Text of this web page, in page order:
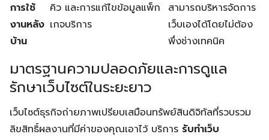
การใช้
งานหลัง
บ้าน
คิว และการแก้ไขข้อมูลแพ็ก
เกจบริการ
สามารถบริหารจัดการ
เว็บเองได้โดยไม่ต้อง
พึ่งช่างเทคนิค
มาตรฐานความปลอดภัยและการดูแล
รักษาเว็บไซต์ในระยะยาว
เว็บไซต์ธุรกิจถ่ายภาพเปรียบเสมือนทรัพย์สินดิจิทัลที่รวบรวม
ลิขสิทธิ์ผลงานที่มีค่าของคุณเอาไว้ บริการ รับทำเว็บ